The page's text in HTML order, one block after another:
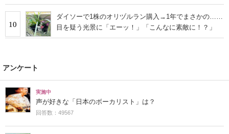
10
ダイソーで1株のオリヅルラン購入→1年でまさかの……
目を疑う光景に「エーッ！」「こんなに素敵に！？」
アンケート
実施中
声が好きな「日本のボーカリスト」は？
回答数：49567